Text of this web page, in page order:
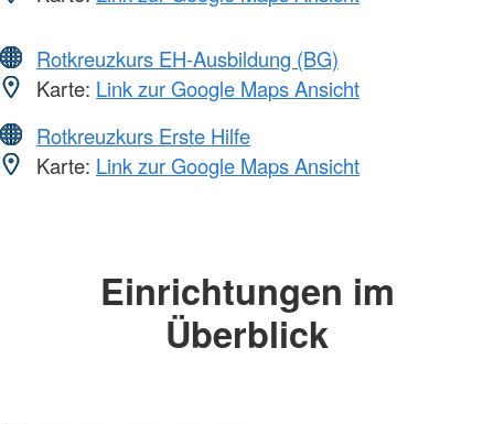
Rotkreuzkurs EH-Ausbildung (BG)
Karte: Link zur Google Maps Ansicht
Rotkreuzkurs Erste Hilfe
Karte: Link zur Google Maps Ansicht
Einrichtungen im
Überblick